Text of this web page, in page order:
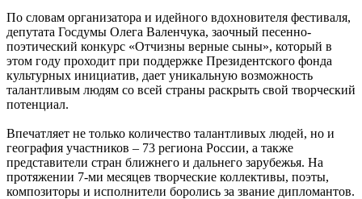
По словам организатора и идейного вдохновителя фестиваля,
депутата Госдумы Олега Валенчука, заочный песенно-
поэтический конкурс «Отчизны верные сыны», который в
этом году проходит при поддержке Президентского фонда
культурных инициатив, дает уникальную возможность
талантливым людям со всей страны раскрыть свой творческий
потенциал.
Впечатляет не только количество талантливых людей, но и
география участников – 73 региона России, а также
представители стран ближнего и дальнего зарубежья. На
протяжении 7-ми месяцев творческие коллективы, поэты,
композиторы и исполнители боролись за звание дипломантов.